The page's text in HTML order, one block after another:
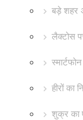
बड़े शहर
लैक्टोस
हीरों का
शुक्र का